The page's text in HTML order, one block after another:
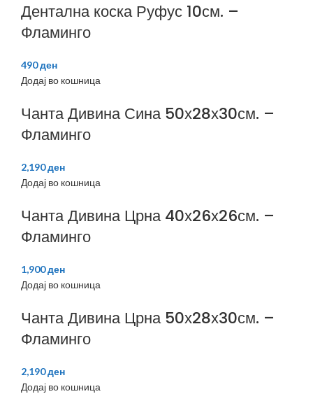
Дентална коска Руфус 10см. –
Фламинго
490ден
Додај во кошница
Чанта Дивина Сина 50х28х30см. –
Фламинго
2,190ден
Додај во кошница
Чанта Дивина Црна 40х26х26см. –
Фламинго
1,900ден
Додај во кошница
Чанта Дивина Црна 50х28х30см. –
Фламинго
2,190ден
Додај во кошница